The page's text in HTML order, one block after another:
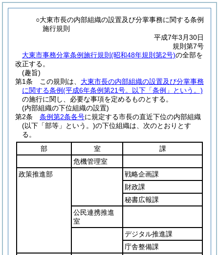
○大東市長の内部組織の設置及び分掌事務に関する条例
施行規則
平成7年3月30日
規則第7号
大東市事務分掌条例施行規則(昭和48年規則第2号)の全部を
改正する。
(趣旨)
第1条
この規則は、 大東市長の内部組織の設置及び分掌事務
に関する条例(平成6年条例第21号。以下「条例」という。)
の施行に関し、必要な事項を定めるものとする。
(内部組織の下位組織の設置)
第2条
条例第2条各号に規定する市長の直近下位の内部組織
(以下「部等」という。)の下位組織は、次のとおりとす
る。
部
室
課
危機管理室
政策推進部
戦略企画課
財政課
秘書広報課
公民連携推進
室
デジタル推進課
庁舎整備課